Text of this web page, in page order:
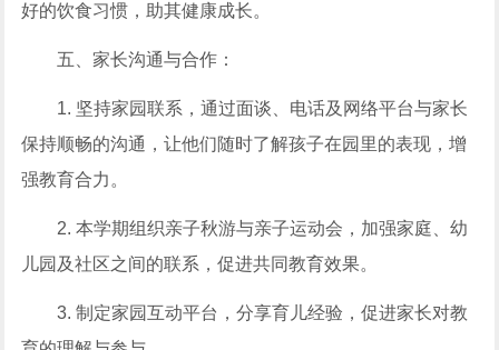
好的饮食习惯，助其健康成长。
五、家长沟通与合作：
1. 坚持家园联系，通过面谈、电话及网络平台与家长
保持顺畅的沟通，让他们随时了解孩子在园里的表现，增
强教育合力。
2. 本学期组织亲子秋游与亲子运动会，加强家庭、幼
儿园及社区之间的联系，促进共同教育效果。
3. 制定家园互动平台，分享育儿经验，促进家长对教